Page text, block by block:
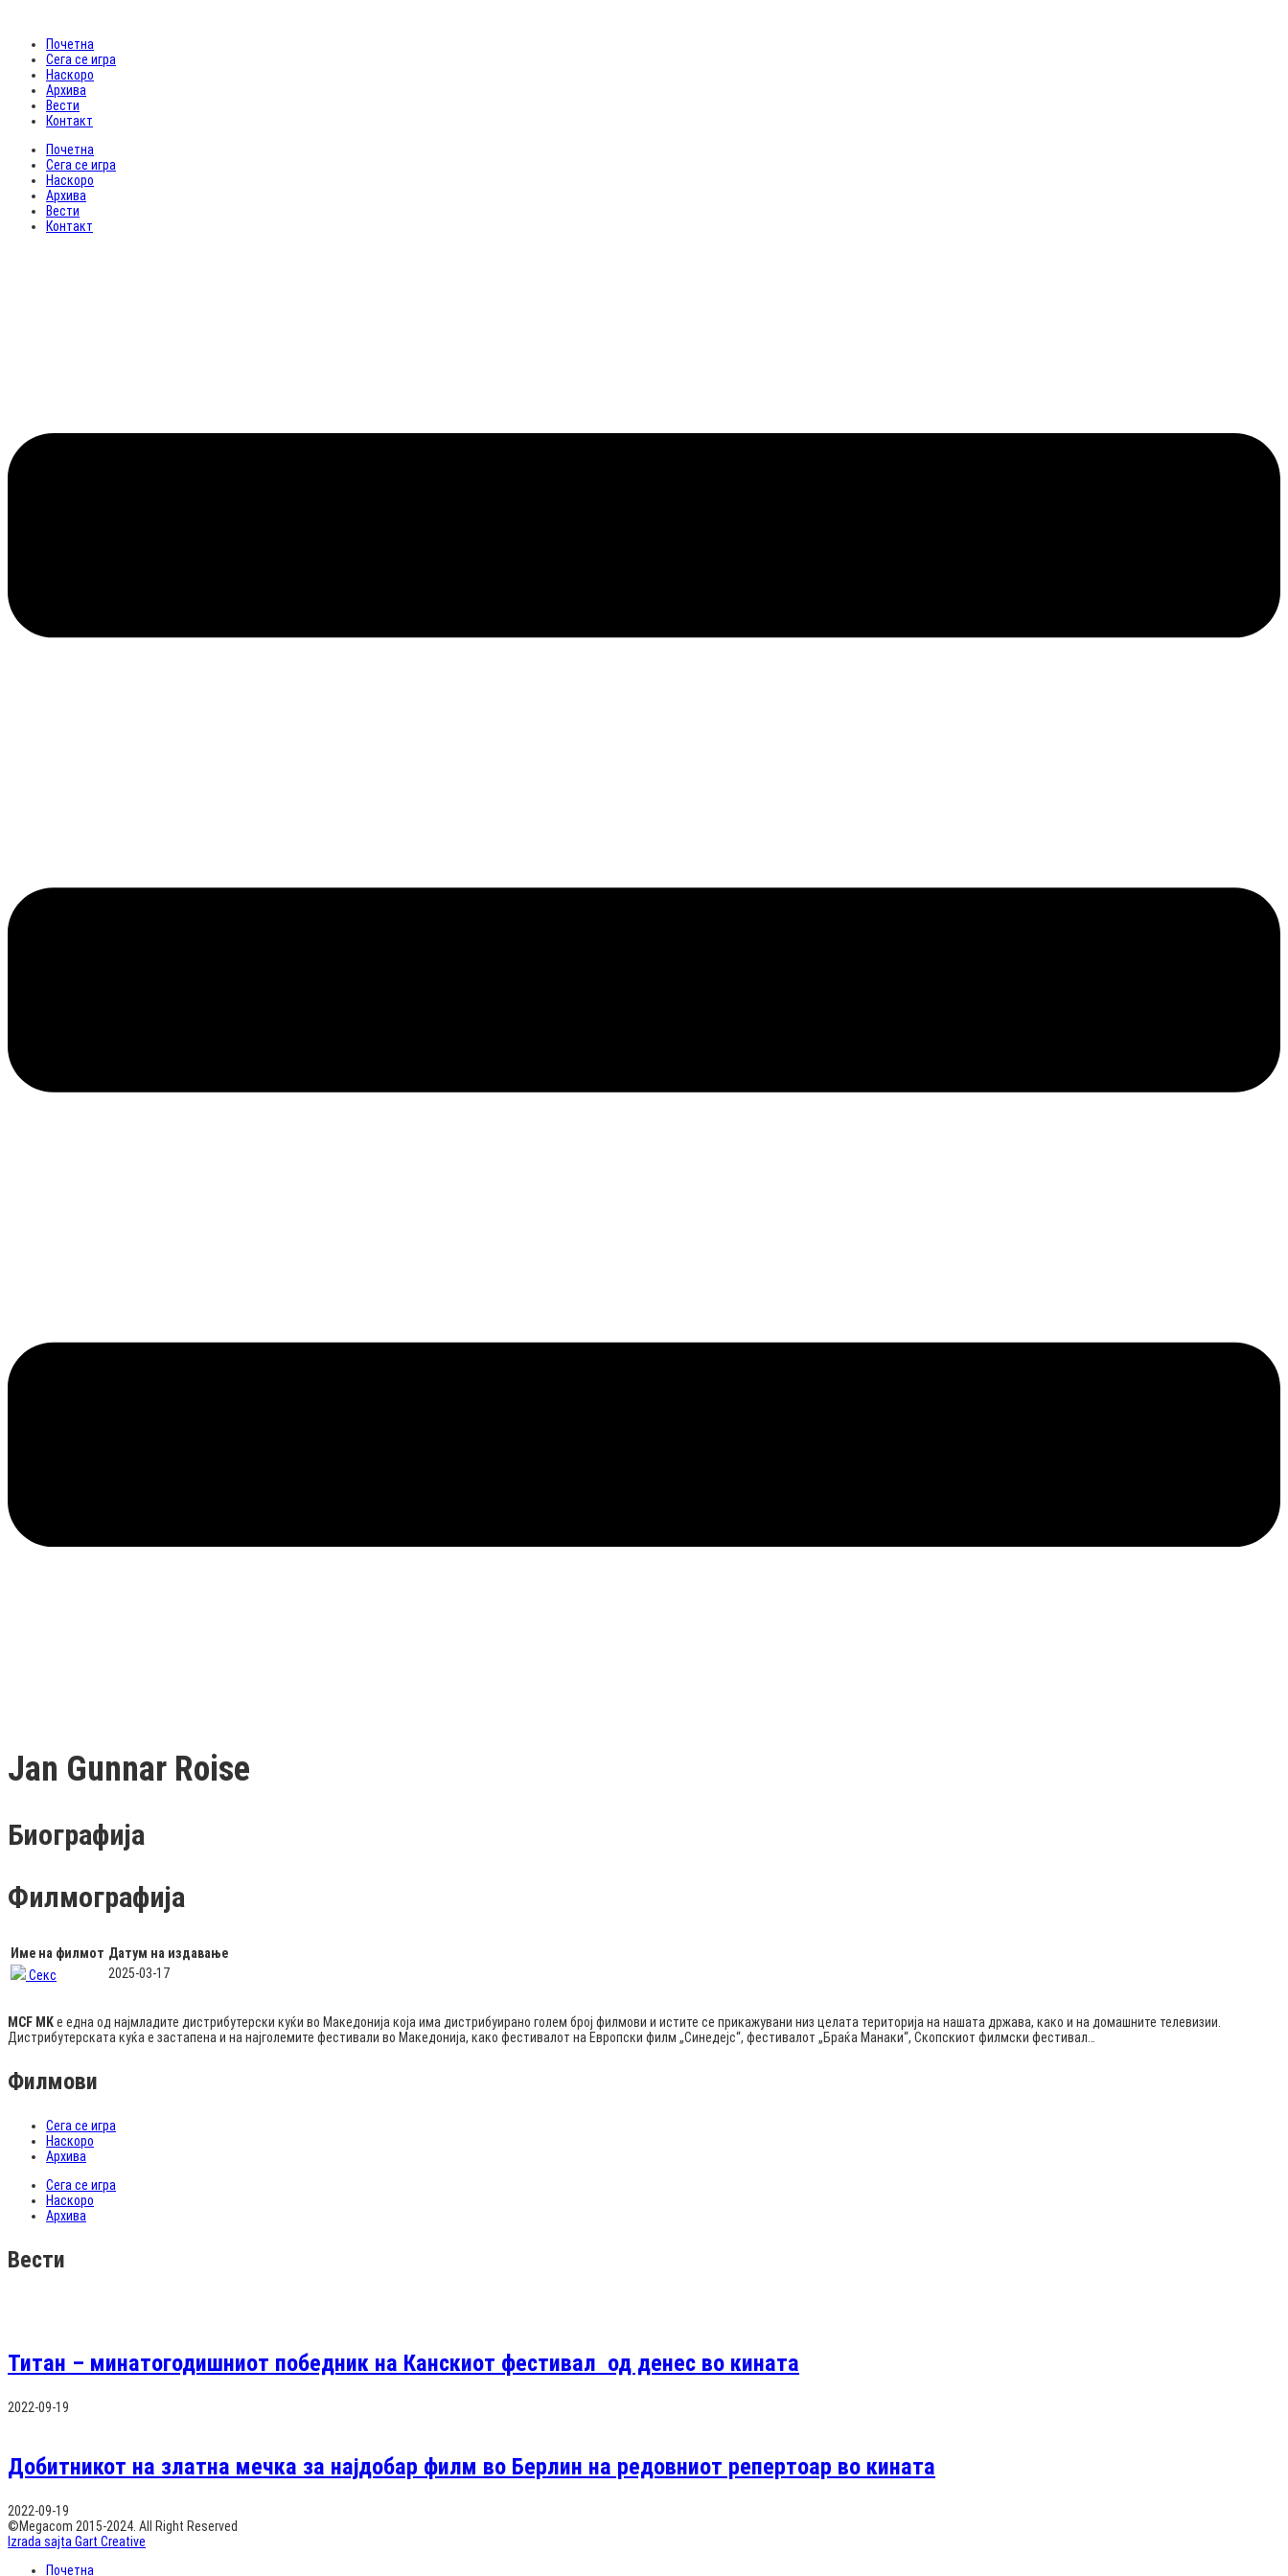
Почетна
Сега се игра
Наскоро
Архива
Вести
Контакт
Почетна
Сега се игра
Наскоро
Архива
Вести
Контакт
Jan Gunnar Roise
Биографија
Филмографија
Име на филмот Датум на издавање
Секс
2025-03-17
MCF MKе една од најмладите дистрибутерски куќи во Македонија која има дистрибуирано голем број филмови и истите се прикажувани низ целата територија на нашата држава, како и на домашните телевизии.
Дистрибутерската куќа е застапена и на најголемите фестивали во Македонија, како фестивалот на Европски филм „Синедејс“, фестивалот „Браќа Манаки“, Скопскиот филмски фестивал…
Филмови
Сега се игра
Наскоро
Архива
Сега се игра
Наскоро
Архива
Вести
Титан – минатогодишниот победник на Канскиот фестивал од денес во кината
2022-09-19
Добитникот на златна мечка за најдобар филм во Берлин на редовниот репертоар во кината
2022-09-19
©Megacom 2015-2024. All Right Reserved
Izrada sajta Gart Creative
Почетна